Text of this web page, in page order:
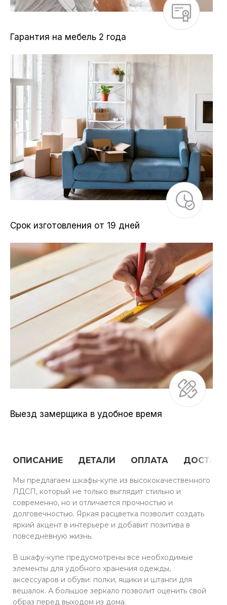
Гарантия на мебель 2 года
Срок изготовления от 19 дней
Выезд замерщика в удобное время
ОПИСАНИЕ ДЕТАЛИ ОПЛАТА
Мы предлагаем шкафы-купе из высококачественного
ЛДСП, который не только выглядит стильно и
современно, но и отличается прочностью и
долговечностью. Яркая расцветка позволит создать
яркий акцент в интерьере и добавит позитива в
повседневную жизнь.
В шкафу-купе предусмотрены все необходимые
элементы для удобного хранения одежды,
аксессуаров и обуви: полки, ящики и штанги для
вешалок. А большое зеркало позволит оценить свой
образ перед выходом из дома.